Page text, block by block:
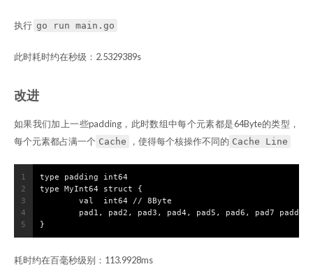
执行 go run main.go
此时耗时约在秒级：2.5329389s
改进
如果我们加上一些padding，此时数组中每个元素都是64Byte的类型，
每个元素都占满一个 Cache ，使得每个核操作不同的 Cache Line
1
2
3
4
5
type padding int64
type MyInt64 struct {
	val  int64 // 8Byte
pad1, pad2, pad3, pad4, pad5, pad6, pad7
}
耗时约在百毫秒级别：113.9928ms